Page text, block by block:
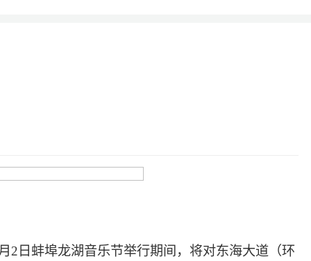
2日蚌埠龙湖音乐节举行期间，将对东海大道（环